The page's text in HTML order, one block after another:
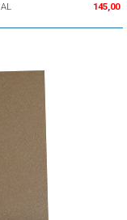
145,00